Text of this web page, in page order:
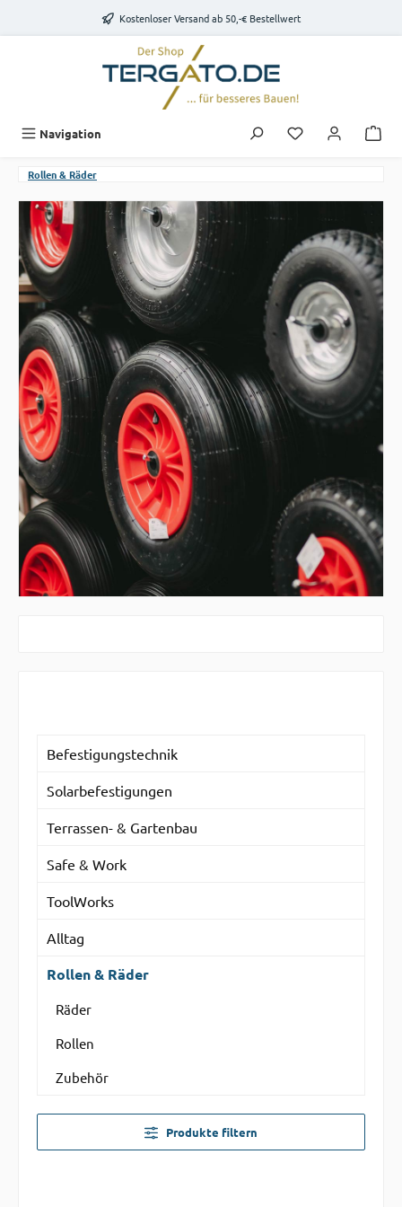
Zum Hauptinhalt springenKostenloser Versand ab 50,-€ Bestellwert
Navigation Du hast 0
Rollen & Räder
Befestigungstechnik
Solarbefestigungen
Terrassen- & Gartenbau
Safe & Work
ToolWorks
Alltag
Rollen & Räder
Räder
Rollen
Zubehör
Produkte filtern